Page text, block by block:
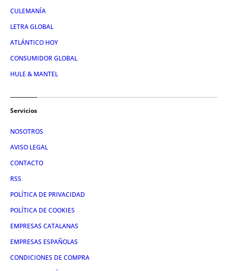
CULEMANÍA
LETRA GLOBAL
ATLÁNTICO HOY
CONSUMIDOR GLOBAL
HULE & MANTEL
Servicios
NOSOTROS
AVISO LEGAL
CONTACTO
RSS
POLÍTICA DE PRIVACIDAD
POLÍTICA DE COOKIES
EMPRESAS CATALANAS
EMPRESAS ESPAÑOLAS
CONDICIONES DE COMPRA